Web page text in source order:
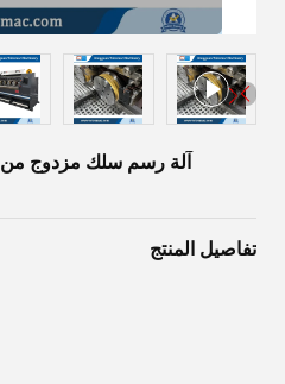
آلة رسم سلك مزدوج من
تفاصيل المنتج